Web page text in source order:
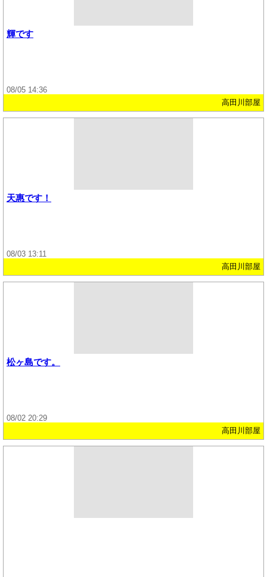
輝です
08/05 14:36
高田川部屋
天惠です！
08/03 13:11
高田川部屋
松ヶ島です。
08/02 20:29
高田川部屋